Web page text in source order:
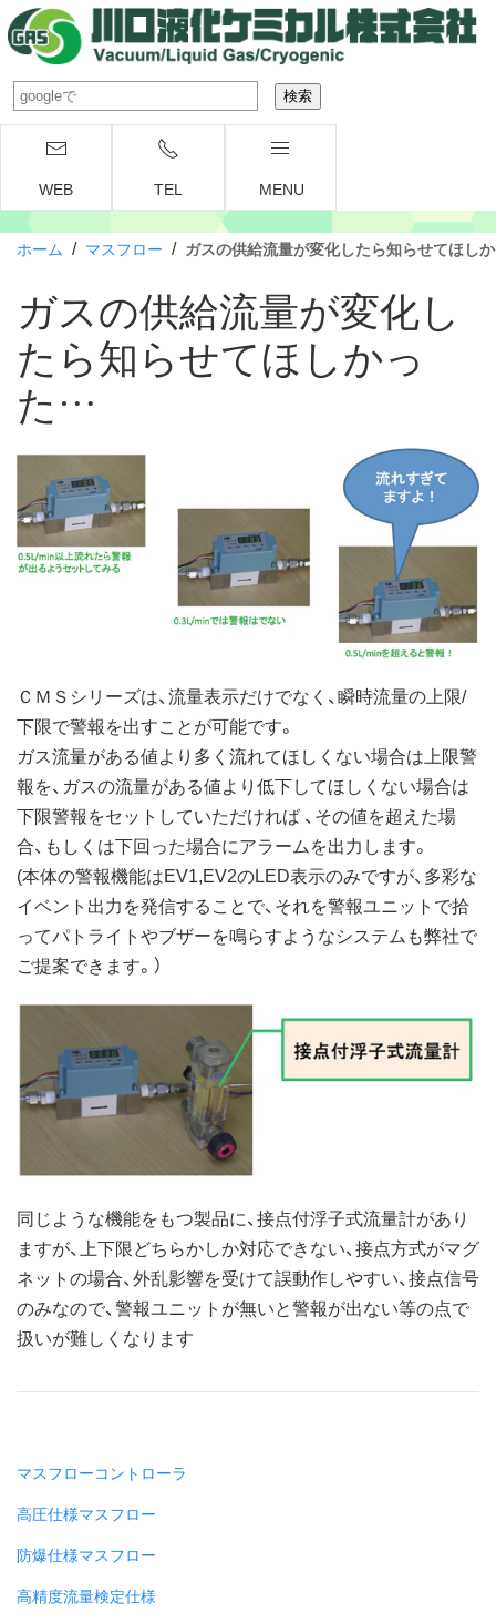
WEB TEL MENU
ホーム / マスフロー / ガスの供給流量が変化したら知らせてほし
ガスの供給流量が変化し
たら知らせてほしかっ
た…
ＣＭＳシリーズは、流量表示だけでなく、瞬時流量の上限/
下限で警報を出すことが可能です。
ガス流量がある値より多く流れてほしくない場合は上限警
報を、ガスの流量がある値より低下してほしくない場合は
下限警報をセットしていただければ 、その値を超えた場
合、もしくは下回った場合にアラームを出力します。
(本体の警報機能はEV1,EV2のLED表示のみですが、多彩な
イベント出力を発信することで、それを警報ユニットで拾
ってパトライトやブザーを鳴らすようなシステムも弊社で
ご提案できます。）
同じような機能をもつ製品に、接点付浮子式流量計があり
ますが、上下限どちらかしか対応できない、接点方式がマグ
ネットの場合、外乱影響を受けて誤動作しやすい、接点信号
のみなので、警報ユニットが無いと警報が出ない等の点で
扱いが難しくなります
マスフローコントローラ
高圧仕様マスフロー
防爆仕様マスフロー
高精度流量検定仕様